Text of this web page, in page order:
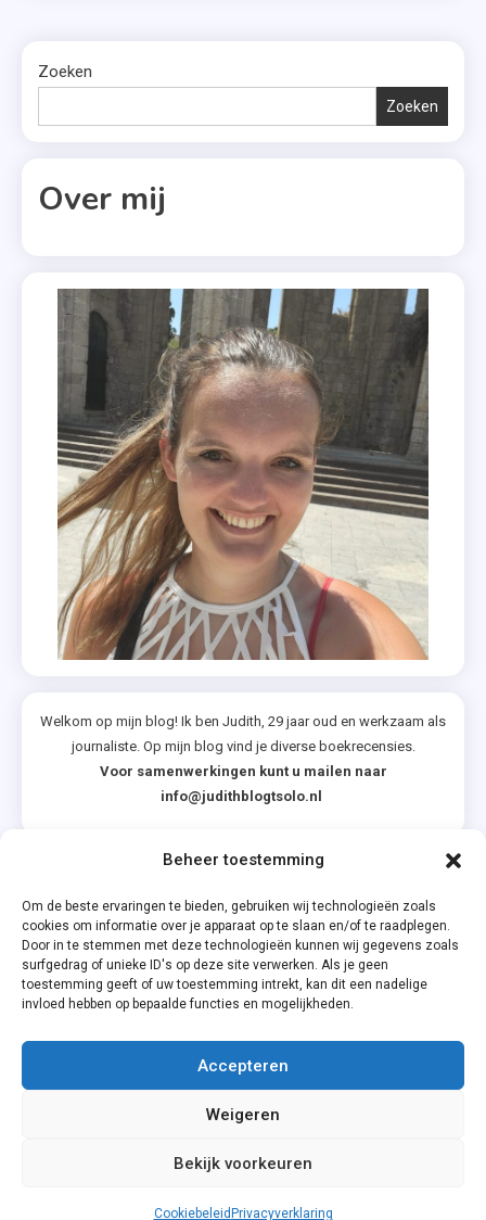
Beheer toestemming
Om de beste ervaringen te bieden, gebruiken wij technologieën zoals
cookies om informatie over je apparaat op te slaan en/of te raadplegen.
Door in te stemmen met deze technologieën kunnen wij gegevens zoals
surfgedrag of unieke ID's op deze site verwerken. Als je geen
toestemming geeft of uw toestemming intrekt, kan dit een nadelige
invloed hebben op bepaalde functies en mogelijkheden.
Accepteren
Weigeren
Bekijk voorkeuren
Cookiebeleid Privacyverklaring
Zoeken
Zoeken
Over mij
Welkom op mijn blog! Ik ben Judith, 29 jaar oud en werkzaam als
journaliste. Op mijn blog vind je diverse boekrecensies.
Voor samenwerkingen kunt u mailen naar
info@judithblogtsolo.nl
Privacyverklaring